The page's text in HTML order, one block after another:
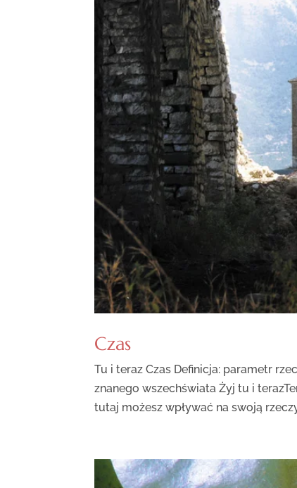
Czas
Tu i teraz Czas Definicja: parametr
znanego wszechświata Żyj tu i
tutaj możesz wpływać na swoją